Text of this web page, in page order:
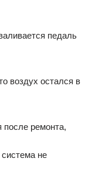
педаль
воздух остался в
после ремонта,
не